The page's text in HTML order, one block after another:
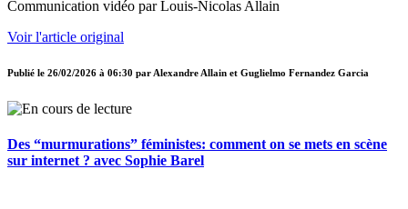
Communication vidéo par Louis-Nicolas Allain
Voir l'article original
Publié le 26/02/2026 à 06:30 par Alexandre Allain et Guglielmo Fernandez Garcia
Des “murmurations” féministes: comment on se mets en scène
sur internet ? avec Sophie Barel